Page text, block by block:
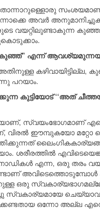
അവര്‍
വയറ്റിലുണ്ടാകുന്ന
കുഞ്ഞ്” എന്ന്‍
അതിനുള്ള
പറയാം.
കുട്ടിയോട്
സ്വയംഭോഗമാണ്
വിരല്‍ ഈമ്പുകയോ മറ്റോ
ശരീരത്തില്‍
എന്ന, ഒരു തരം
ഒരു
സ്വകാര്യമായേ
ഒന്നോ അല്ല